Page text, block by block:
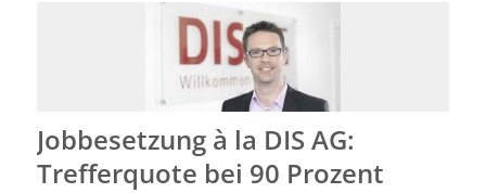
Jobbesetzung à la DIS AG:
Trefferquote bei 90 Prozent